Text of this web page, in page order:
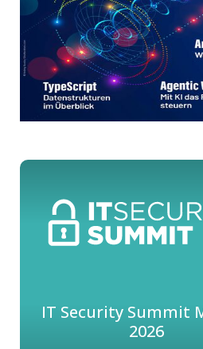
IT Security Summit
2026